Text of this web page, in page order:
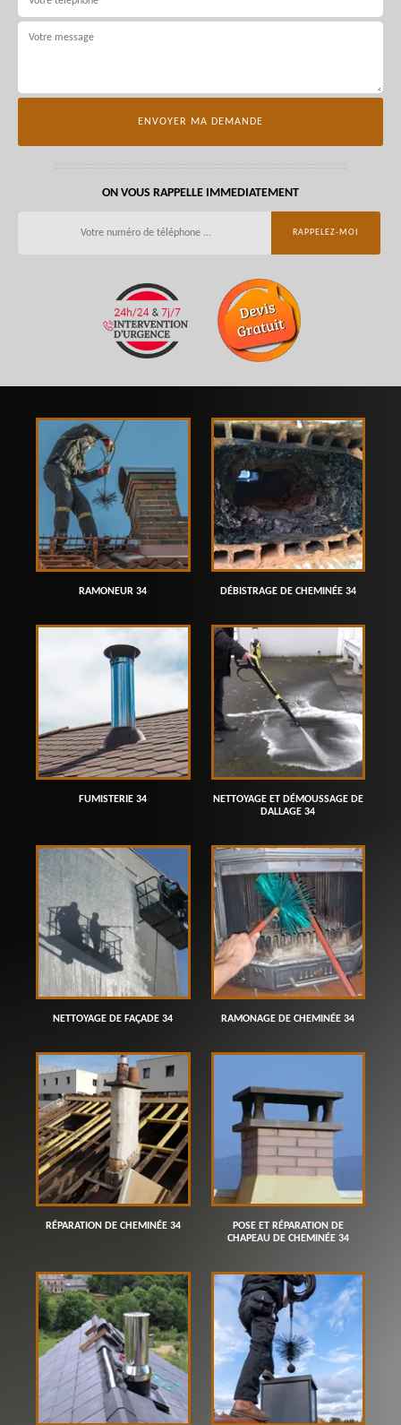
ON VOUS RAPPELLE IMMEDIATEMENT
RAMONEUR 34 DÉBISTRAGE DE CHEMINÉE 34
FUMISTERIE 34
NETTOYAGE ET DÉMOUSSAGE DE
DALLAGE 34
NETTOYAGE DE FAÇADE 34 RAMONAGE DE CHEMINÉE 34
RÉPARATION DE CHEMINÉE 34
POSE ET RÉPARATION DE
CHAPEAU DE CHEMINÉE 34